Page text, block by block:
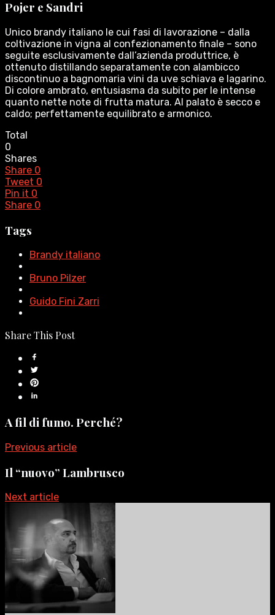
Pojer e Sandri
Unico brandy italiano le cui fasi di lavorazione – dalla
coltivazione in vigna al confezionamento finale – sono
seguite esclusivamente dall’azienda produttrice, è
ottenuto distillando separatamente con alambicco
discontinuo a bagnomaria vini da uve schiava e lagarino.
Di colore ambrato, entusiasma da subito per le intense
quanto nette note di frutta matura. Al palato è secco e
caldo; perfettamente equilibrato e armonico.
Total
0
Shares
Share 0
Tweet 0
Pin it 0
Share 0
Tags
Brandy italiano
Bruno Pilzer
Guido Fini Zarri
Share This Post
A fil di fumo. Perché?
Previous article
Il “nuovo” Lambrusco
Next article